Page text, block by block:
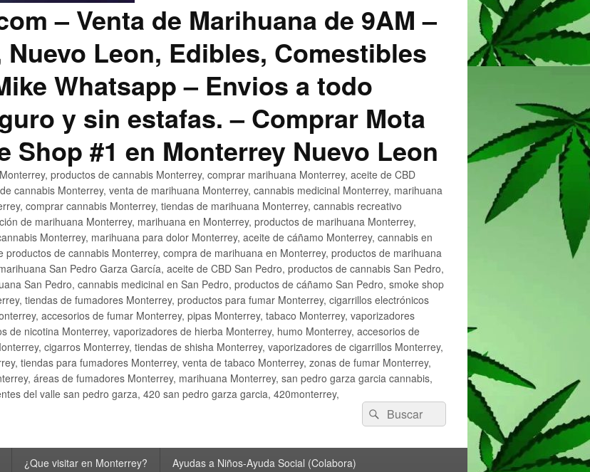
– Venta de Marihuana de 9AM –
Nuevo Leon, Edibles, Comestibles
Whatsapp – Envios a todo
y sin estafas. – Comprar Mota
Shop #1 en Monterrey Nuevo Leon
productos de cannabis Monterrey, comprar marihuana Monterrey, aceite de CBD
cannabis Monterrey, venta de marihuana Monterrey, cannabis medicinal Monterrey, marihuana
comprar cannabis Monterrey, tiendas de marihuana Monterrey, cannabis recreativo
de marihuana Monterrey, marihuana en Monterrey, productos de marihuana Monterrey,
Monterrey, marihuana para dolor Monterrey, aceite de cáñamo Monterrey, cannabis en
de cannabis Monterrey, compra de marihuana en Monterrey, productos de marihuana
San Pedro Garza García, aceite de CBD San Pedro, productos de cannabis San Pedro,
San Pedro, cannabis medicinal en San Pedro, productos de cáñamo San Pedro, smoke shop
tiendas de fumadores Monterrey, productos para fumar Monterrey, cigarrillos electrónicos
accesorios de fumar Monterrey, pipas Monterrey, tabaco Monterrey, vaporizadores
de nicotina Monterrey, vaporizadores de hierba Monterrey, humo Monterrey, accesorios de
cigarros Monterrey, tiendas de shisha Monterrey, vaporizadores de cigarrillos Monterrey,
tiendas para fumadores Monterrey, venta de tabaco Monterrey, zonas de fumar Monterrey,
áreas de fumadores Monterrey, marihuana Monterrey, san pedro garza garcia cannabis,
del valle san pedro garza, 420 san pedro garza garcia, 420monterrey,
Buscar
por:
Buscar
¿Que visitar en Monterrey? Ayudas a Niños-Ayuda Social (Colabora)